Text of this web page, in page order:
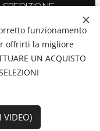
6, Borgo San
funzionamento
offrirti la migliore
UN ACQUISTO
VIDEO)